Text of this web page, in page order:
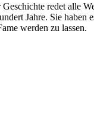
redet alle
Jahre. Sie haben
werden zu lassen.